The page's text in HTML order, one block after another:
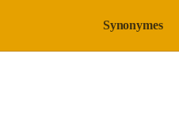
Synonymes